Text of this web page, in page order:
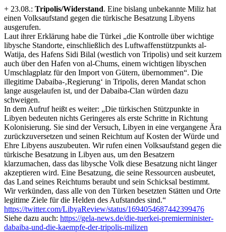
+ 23.08.: Tripolis/Widerstand. Eine bislang unbekannte Miliz hat
einen Volksaufstand gegen die türkische Besatzung Libyens
ausgerufen.
Laut ihrer Erklärung habe die Türkei „die Kontrolle über wichtige
libysche Standorte, einschließlich des Luftwaffenstützpunkts al-
Watija, des Hafens Sidi Bilal (westlich von Tripolis) und seit kurzem
auch über den Hafen von al-Chums, einem wichtigen libyschen
Umschlagplatz für den Import von Gütern, übernommen“. Die
illegitime Dabaiba-‚Regierung‘ in Tripolis, deren Mandat schon
lange ausgelaufen ist, und der Dabaiba-Clan würden dazu
schweigen.
In dem Aufruf heißt es weiter: „Die türkischen Stützpunkte in
Libyen bedeuten nichts Geringeres als erste Schritte in Richtung
Kolonisierung. Sie sind der Versuch, Libyen in eine vergangene Ära
zurückzuversetzen und seinen Reichtum auf Kosten der Würde und
Ehre Libyens auszubeuten. Wir rufen einen Volksaufstand gegen die
türkische Besatzung in Libyen aus, um den Besatzern
klarzumachen, dass das libysche Volk diese Besatzung nicht länger
akzeptieren wird. Eine Besatzung, die seine Ressourcen ausbeutet,
das Land seines Reichtums beraubt und sein Schicksal bestimmt.
Wir verkünden, dass alle von den Türken besetzten Stätten und Orte
legitime Ziele für die Helden des Aufstandes sind.“
https://twitter.com/LibyaReview/status/1694054687442399476
Siehe dazu auch: https://gela-news.de/die-tuerkei-premierminister-
dabaiba-und-die-kaempfe-der-tripolis-milizen